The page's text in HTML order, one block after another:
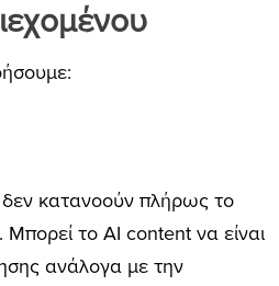
κατανοούν πλήρως το
το AI content να είναι
ανάλογα με την